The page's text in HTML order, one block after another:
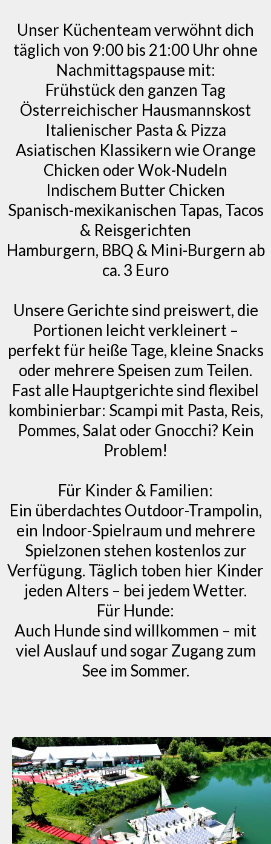
Unser Küchenteam verwöhnt dich
täglich von 9:00 bis 21:00 Uhr ohne
Nachmittagspause mit:
Frühstück den ganzen Tag
Österreichischer Hausmannskost
Italienischer Pasta & Pizza
Asiatischen Klassikern wie Orange
Chicken oder Wok-Nudeln
Indischem Butter Chicken
Spanisch-mexikanischen Tapas, Tacos
& Reisgerichten
Hamburgern, BBQ & Mini-Burgern ab
ca. 3 Euro
Unsere Gerichte sind preiswert, die
Portionen leicht verkleinert –
perfekt für heiße Tage, kleine Snacks
oder mehrere Speisen zum Teilen.
Fast alle Hauptgerichte sind flexibel
kombinierbar: Scampi mit Pasta, Reis,
Pommes, Salat oder Gnocchi? Kein
Problem!
Für Kinder & Familien:
Ein überdachtes Outdoor-Trampolin,
ein Indoor-Spielraum und mehrere
Spielzonen stehen kostenlos zur
Verfügung. Täglich toben hier Kinder
jeden Alters – bei jedem Wetter.
Für Hunde:
Auch Hunde sind willkommen – mit
viel Auslauf und sogar Zugang zum
See im Sommer.